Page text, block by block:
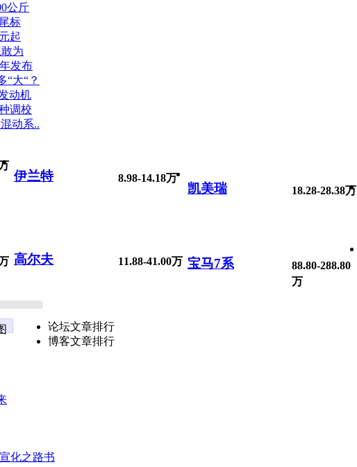
公斤
标
起
为
发布
“大“？
动机
调校
动系..
伊兰特 8.98-14.18万
凯美瑞 18.28-28.38万
高尔夫 11.88-41.00万 宝马7系
88.80-288.80
万
论坛文章排行
博客文章排行
化之路书